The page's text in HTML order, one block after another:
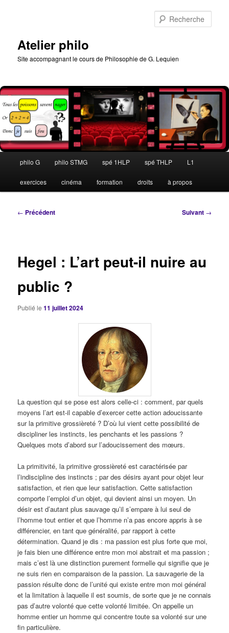
Atelier philo
Site accompagnant le cours de Philosophie de G. Lequien
principal
philo G philo STMG spé 1HLP spé THLP L1
exercices cinéma formation droits à propos
Navigation
← Précédent Suivant →
Hegel : L’art peut-il nuire au
public ?
Publié le11 juillet 2024
La question qui se pose est alors celle-ci : comment, par quels
moyens l’art est-il capable d’exercer cette action adoucissante
sur la primitive grossièreté ? D’où lui vient cette possibilité de
discipliner les instincts, les penchants et les passions ?
Quelques mots d’abord sur l’adoucissement des mœurs.
La primitivité, la primitive grossièreté est caractérisée par
l’indiscipline des instincts ; par des désirs ayant pour objet leur
satisfaction, et rien que leur satisfaction. Cette satisfaction
comporte l’emploi d’un objet, qui devient ainsi un moyen. Un
désir est d’autant plus sauvage qu’il s’empare à lui seul de
l’homme tout entier et que l’homme n’a pas encore appris à se
différencier, en tant que généralité, par rapport à cette
détermination. Quand je dis : ma passion est plus forte que moi,
je fais bien une différence entre mon moi abstrait et ma passion ;
mais c’est là une distinction purement formelle qui signifie que je
ne suis rien en comparaison de la passion. La sauvagerie de la
passion résulte donc de l’unité qui existe entre mon moi général
et la limitation à laquelle il est soumis, de sorte que je ne connais
pas d’autre volonté que cette volonté limitée. On appelle un
homme entier un homme qui concentre toute sa volonté sur une
fin particulière.